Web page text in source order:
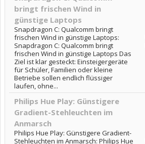
bringt frischen Wind in
günstige Laptops
Snapdragon C: Qualcomm bringt
frischen Wind in günstige Laptops:
Snapdragon C: Qualcomm bringt
frischen Wind in günstige Laptops Das
Ziel ist klar gesteckt: Einsteigergeräte
für Schüler, Familien oder kleine
Betriebe sollen endlich flüssiger
laufen, ohne...
Philips Hue Play: Günstigere
Gradient-Stehleuchten im
Anmarsch
Philips Hue Play: Günstigere Gradient-
Stehleuchten im Anmarsch: Philips Hue